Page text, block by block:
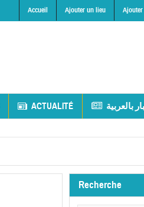
Accueil Ajouter un lieu Ajouter
ACTUALITÉ بالعربية
Recherche